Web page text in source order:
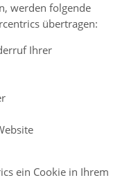
werden folgende
übertragen:
Ihrer
ein Cookie in Ihrem